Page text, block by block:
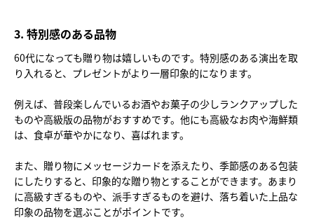
3. 特別感のある品物
60代になっても贈り物は嬉しいものです。特別感のある演出を取
り入れると、プレゼントがより一層印象的になります。
例えば、普段楽しんでいるお酒やお菓子の少しランクアップした
ものや高級版の品物がおすすめです。他にも高級なお肉や海鮮類
は、食卓が華やかになり、喜ばれます。
また、贈り物にメッセージカードを添えたり、季節感のある包装
にしたりすると、印象的な贈り物とすることができます。あまり
に高級すぎるものや、派手すぎるものを避け、落ち着いた上品な
印象の品物を選ぶことがポイントです。